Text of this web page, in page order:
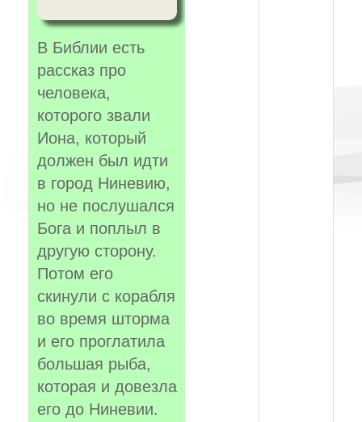
В Библии есть
рассказ про
человека,
которого звали
Иона, который
должен был идти
в город Ниневию,
но не послушался
Бога и поплыл в
другую сторону.
Потом его
скинули с корабля
во время шторма
и его проглатила
большая рыба,
которая и довезла
его до Ниневии.